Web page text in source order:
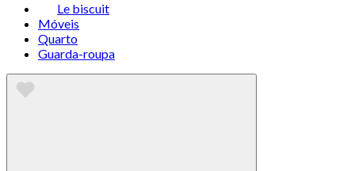
Le biscuit
Móveis
Quarto
Guarda-roupa